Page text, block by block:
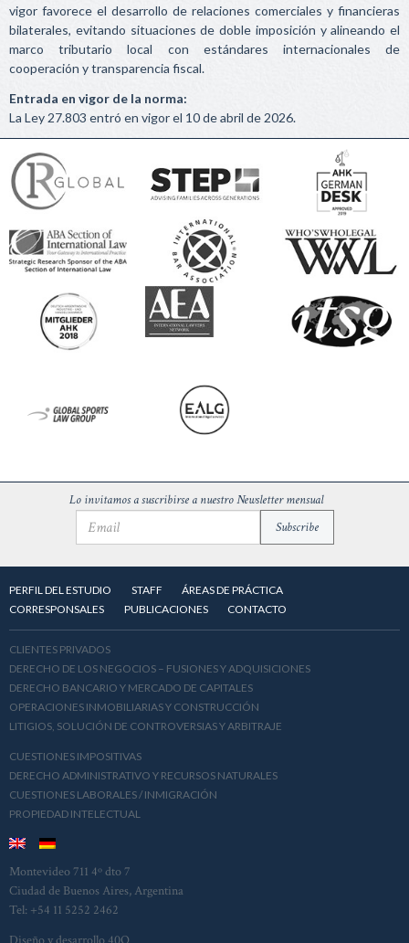
vigor favorece el desarrollo de relaciones comerciales y financieras
bilaterales, evitando situaciones de doble imposición y alineando el
marco tributario local con estándares internacionales de
cooperación y transparencia fiscal.
Entrada en vigor de la norma:
La Ley 27.803 entró en vigor el 10 de abril de 2026.
Lo invitamos a suscribirse a nuestro Newsletter mensual
PERFIL DEL ESTUDIO STAFF
ÁREAS DE PRÁCTICA
CORRESPONSALES
PUBLICACIONES CONTACTO
CLIENTES PRIVADOS
DERECHO DE LOS NEGOCIOS – FUSIONES Y ADQUISICIONES
DERECHO BANCARIO Y MERCADO DE CAPITALES
OPERACIONES INMOBILIARIAS Y CONSTRUCCIÓN
LITIGIOS, SOLUCIÓN DE CONTROVERSIAS Y ARBITRAJE
CUESTIONES IMPOSITIVAS
DERECHO ADMINISTRATIVO Y RECURSOS NATURALES
CUESTIONES LABORALES / INMIGRACIÓN
PROPIEDAD INTELECTUAL
Montevideo 711 4º dto 7
Ciudad de Buenos Aires, Argentina
Tel: +54 11 5252 2462